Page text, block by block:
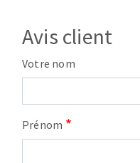
Avis client
Votre nom
Prénom